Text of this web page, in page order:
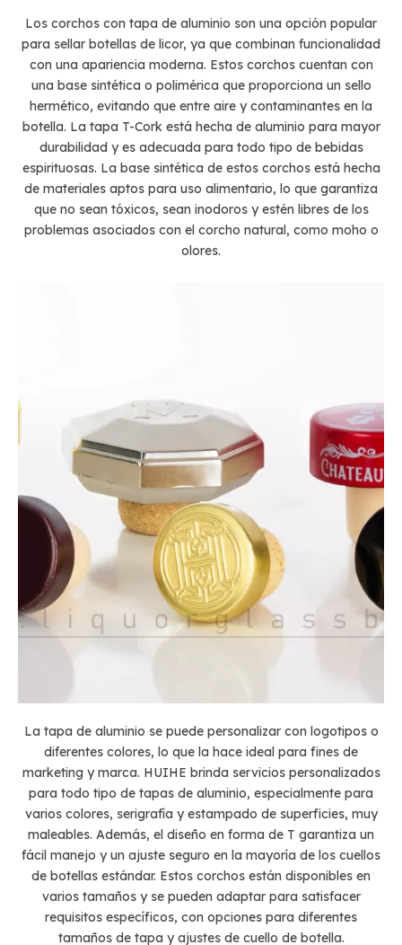
Los corchos con tapa de aluminio son una opción popular
para sellar botellas de licor, ya que combinan funcionalidad
con una apariencia moderna. Estos corchos cuentan con
una base sintética o polimérica que proporciona un sello
hermético, evitando que entre aire y contaminantes en la
botella. La tapa T-Cork está hecha de aluminio para mayor
durabilidad y es adecuada para todo tipo de bebidas
espirituosas. La base sintética de estos corchos está hecha
de materiales aptos para uso alimentario, lo que garantiza
que no sean tóxicos, sean inodoros y estén libres de los
problemas asociados con el corcho natural, como moho o
olores.
La tapa de aluminio se puede personalizar con logotipos o
diferentes colores, lo que la hace ideal para fines de
marketing y marca. HUIHE brinda servicios personalizados
para todo tipo de tapas de aluminio, especialmente para
varios colores, serigrafía y estampado de superficies, muy
maleables. Además, el diseño en forma de T garantiza un
fácil manejo y un ajuste seguro en la mayoría de los cuellos
de botellas estándar. Estos corchos están disponibles en
varios tamaños y se pueden adaptar para satisfacer
requisitos específicos, con opciones para diferentes
tamaños de tapa y ajustes de cuello de botella.